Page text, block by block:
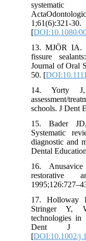
1;61(6):321-30.
[DOI:10.1080/
13. MJÖR IA.
fissure
Journal of
50. [
14. Yorty
assessment/
schools. J
15. Bader
Systematic
diagnostic and
Dental
16.
restorative
17.
Stringer Y,
technologies
Dent J
[DOI:10.1002/